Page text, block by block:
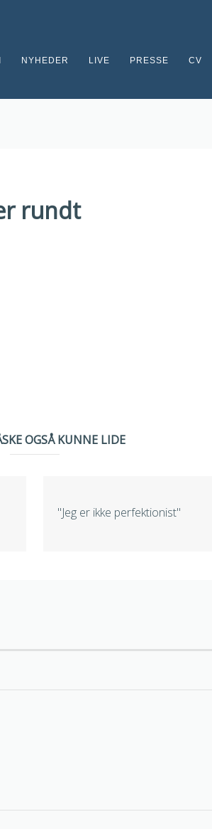
NYHEDER LIVE PRESSE CV
rundt
OGSÅ KUNNE LIDE
"Jeg er ikke perfektionist"